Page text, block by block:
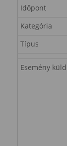
Időpont
Kategória
Típus
Esemény